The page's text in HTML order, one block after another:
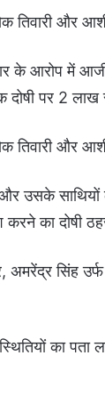
तिवारी और
के आरोप में
पर 2 लाख
तिवारी और
उसके साथियों
का दोषी
अमरेंद्र सिंह
का पता